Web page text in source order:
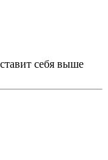
себя выше